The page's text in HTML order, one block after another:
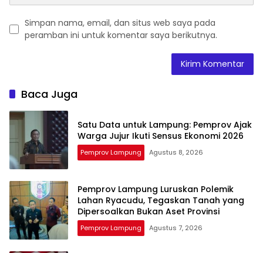
Simpan nama, email, dan situs web saya pada
peramban ini untuk komentar saya berikutnya.
Baca Juga
Satu Data untuk Lampung: Pemprov Ajak
Warga Jujur Ikuti Sensus Ekonomi 2026
Pemprov Lampung Agustus 8, 2026
Pemprov Lampung Luruskan Polemik
Lahan Ryacudu, Tegaskan Tanah yang
Dipersoalkan Bukan Aset Provinsi
Pemprov Lampung Agustus 7, 2026